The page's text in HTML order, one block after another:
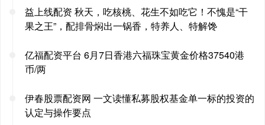
益上线配资 秋天，吃核桃、花生不如吃它！不愧是“干
果之王”，配排骨焖出一锅香，特养人、特解馋
亿福配资平台 6月7日香港六福珠宝黄金价格37540港
币/两
伊春股票配资网 一文读懂私募股权基金单一标的投资的
认定与操作要点